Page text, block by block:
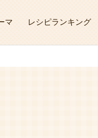
マ レシピランキング